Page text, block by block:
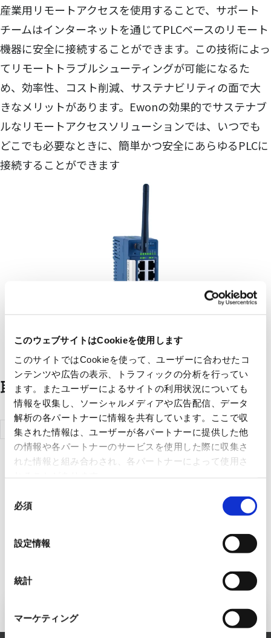
このウェブサイトはCookieを使用します
このサイトではCookieを使って、ユーザーに合わせたコ
ンテンツや広告の表示、トラフィックの分析を行ってい
ます。またユーザーによるサイトの利用状況についても
情報を収集し、ソーシャルメディアや広告配信、データ
解析の各パートナーに情報を共有しています。ここで収
集された情報は、ユーザーが各パートナーに提供した他
の情報や各パートナーのサービスを使用した際に収集さ
れた情報と組み合わされ、各パートナーによって使用さ
必須
設定情報
統計
マーケティング
産業用リモートアクセスを使用することで、サポート
チームはインターネットを通じてPLCベースのリモート
機器に安全に接続することができます。この技術によっ
てリモートトラブルシューティングが可能になるた
め、効率性、コスト削減、サステナビリティの面で大
きなメリットがあります。Ewonの効果的でサステナブ
ルなリモートアクセスソリューションでは、いつでも
どこでも必要なときに、簡単かつ安全にあらゆるPLCに
接続することができます
取扱メーカー一覧
HMSインダ
ストリアル
ネットワー
社
FAシステム事業へのお問い合わせ